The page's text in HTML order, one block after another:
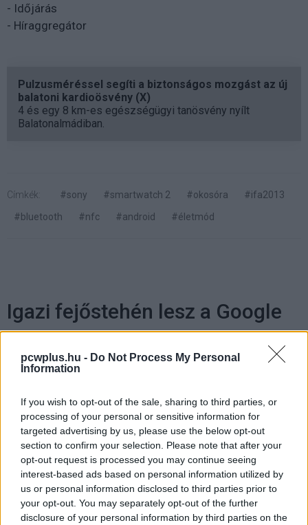
pcwplus.hu - Do Not Process My Personal
Information
If you wish to opt-out of the sale, sharing to third parties, or
processing of your personal or sensitive information for
targeted advertising by us, please use the below opt-out
section to confirm your selection. Please note that after your
opt-out request is processed you may continue seeing
interest-based ads based on personal information utilized by
us or personal information disclosed to third parties prior to
your opt-out. You may separately opt-out of the further
disclosure of your personal information by third parties on the
- Időjárás
- Híraggregátor
Pulzusméréssel segíti a biztonságos mozgást az új
balatoni kardioösvény (X)
4 és egy 8 km-es egészségügyi tanösvény nyílt
Balatonalmádiban.
Címkék: #sony #smartwatch 2 #okosóra
#ifa2013
#bluetooth
#nfc #android #életmód
Igazi fejőstehén lesz a Google
Glass
Harangi László| 2013 szeptember 6. 10:00
Az elemzők szerint a viselhető kütyük több
mint 3 milliárd dolláros forgalmat generálnak.